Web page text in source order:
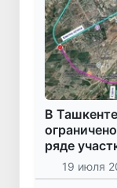
В
ряде
19 июля